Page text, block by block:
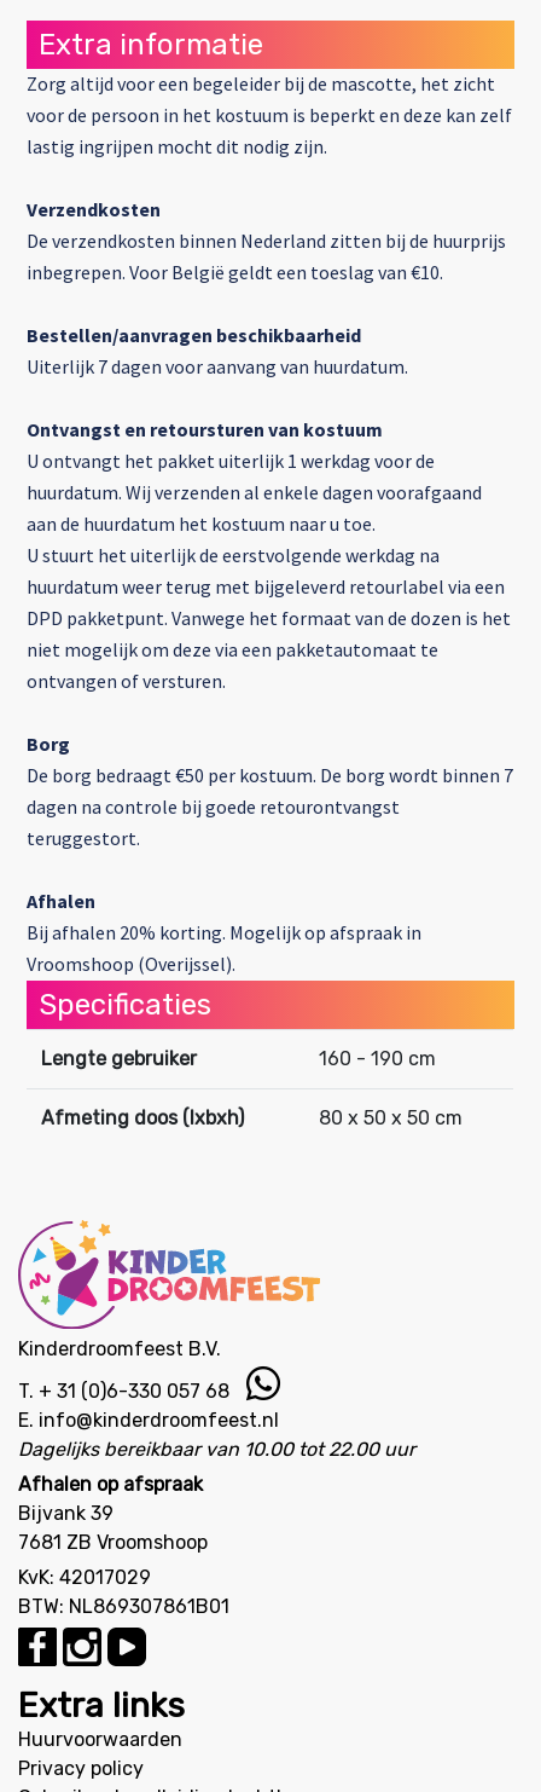
Extra informatie
Zorg altijd voor een begeleider bij de mascotte, het zicht
voor de persoon in het kostuum is beperkt en deze kan zelf
lastig ingrijpen mocht dit nodig zijn.
Verzendkosten
De verzendkosten binnen Nederland zitten bij de huurprijs
inbegrepen. Voor België geldt een toeslag van €10.
Bestellen/aanvragen beschikbaarheid
Uiterlijk 7 dagen voor aanvang van huurdatum.
Ontvangst en retoursturen van kostuum
U ontvangt het pakket uiterlijk 1 werkdag voor de
huurdatum. Wij verzenden al enkele dagen voorafgaand
aan de huurdatum het kostuum naar u toe.
U stuurt het uiterlijk de eerstvolgende werkdag na
huurdatum weer terug met bijgeleverd retourlabel via een
DPD pakketpunt. Vanwege het formaat van de dozen is het
niet mogelijk om deze via een pakketautomaat te
ontvangen of versturen.
Borg
De borg bedraagt €50 per kostuum. De borg wordt binnen 7
dagen na controle bij goede retourontvangst
teruggestort.
Afhalen
Bij afhalen 20% korting. Mogelijk op afspraak in
Vroomshoop (Overijssel).
Specificaties
Lengte gebruiker 160 - 190 cm
Afmeting doos (lxbxh) 80 x 50 x 50 cm
Kinderdroomfeest B.V.
T. + 31 (0)6-330 057 68
E. info@kinderdroomfeest.nl
Dagelijks bereikbaar van 10.00 tot 22.00 uur
Afhalen op afspraak
Bijvank 39
7681 ZB Vroomshoop
KvK: 42017029
BTW: NL869307861B01
Extra links
Huurvoorwaarden
Privacy policy